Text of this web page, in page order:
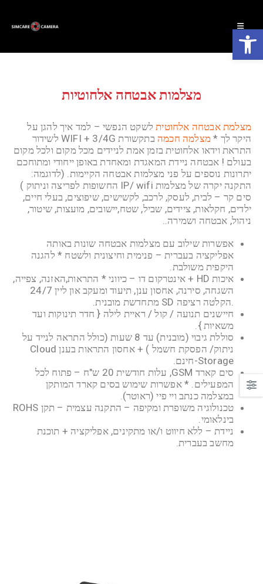
פתח סרגל נגישות
מצלמות אבטחה אלחוטיות
מצלמת אבטחה אלחוטיתלשקט הנפשי – למד איך להגן על
היקר לך * מצלמה חכמה
בתקשורת WIFI + 3/4G לשידור
התראת וידאו אלחוטית בזמן אמת לניידים מכל מקום ולכל מקום
בעולם ! אבטחה ניידת המאגדת ומאחדת באופן ייחודי ומתוחכם
יתרונות נוספים על פני מצלמות אבטחה הקיימות. (לדוגמה:
התקנה יקרה של מצלמות IP/ wifi החשופות לפריצה וניתוק )
סים קר – לבית, לעסק, לרכב, לקשישים, שיפוצים, בעלי חיים,
ילדים, חקלאות, ציידים, שביל, שטח,יישובים, מועצות, שיטור,
ניהול, אבטחה ושמירה..
אפשרות שילוב עם מצלמות אבטחה שונות באותה
אפליקציה בעברית – פנימית וחיצונית ולשטח * להגנה
היקפית משולבת.
איכות HD + אינטרקום דו – כיווני * התראות,האזנה, צפייה,
השגחה, סירנה, אחסון ענן, תיעוד ומעקב און ליין 24/7
.הקלטה רציפה SD מתחדשת מובנית.
חיישנים תנועה / קול / ראיית לילה { חדר תינוקות ועד
משאיות }.
סוללת גיבוי (מובנית) עד 8 שעות (כולל התראה לנייד על
ניתוק/ הפסקת חשמל ) + אחסון התראות בענן Cloud
Storage-חינם.
סים קארד GSM, עלות חודשית 20 ש"ח – פתוח לכל
המפעילים. * אפשרות שימוש בסים קארד המותקן
במצלמה כנתב ויי פיי (ראוטר).
טכנולוגיה משופרת ומקיפה – התקנה עצמית – תקן ROHS
בינלאומי.
ניידת – ללא חיווט ו/או מתקינים, אפליקציה + תוכנת
מחשב בעברית.